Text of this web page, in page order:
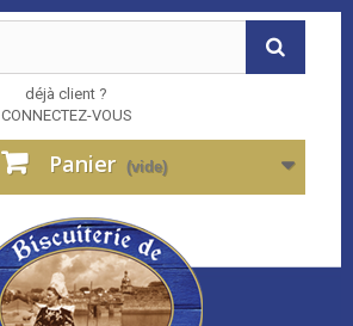
déjà client ?
CONNECTEZ-VOUS
Panier (vide)